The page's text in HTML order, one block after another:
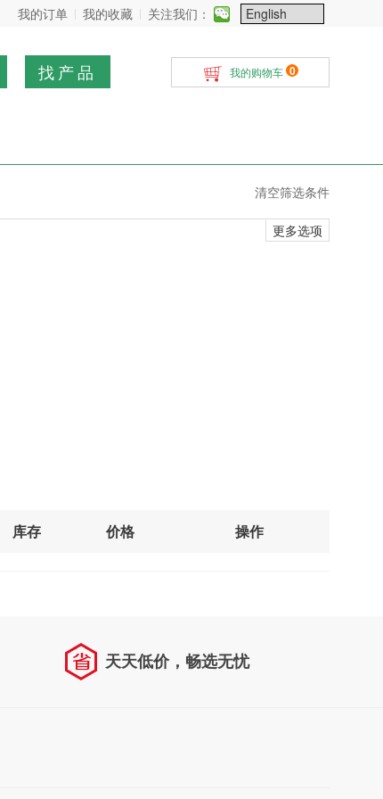
我的订单 我的收藏 关注我们：
找产品 我的购物车 0
清空筛选条件
更多选项
库存 价格 操作
天天低价，畅选无忧